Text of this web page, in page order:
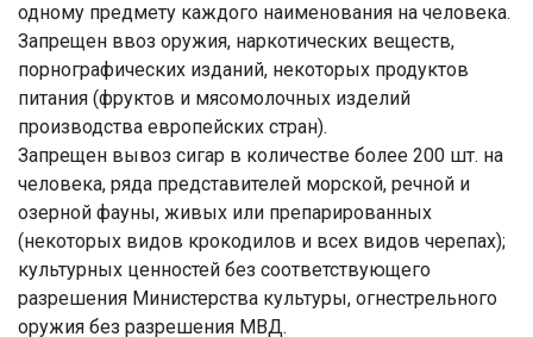
одному предмету каждого наименования на человека.
Запрещен ввоз оружия, наркотических веществ,
порнографических изданий, некоторых продуктов
питания (фруктов и мясомолочных изделий
производства европейских стран).
Запрещен вывоз сигар в количестве более 200 шт. на
человека, ряда представителей морской, речной и
озерной фауны, живых или препарированных
(некоторых видов крокодилов и всех видов черепах);
культурных ценностей без соответствующего
разрешения Министерства культуры, огнестрельного
оружия без разрешения МВД.